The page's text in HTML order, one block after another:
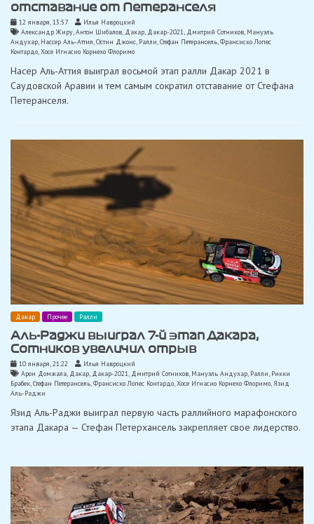
отставание от Петеранселя
12 января, 13:57
Илья Навроцкий
Александр Жиру Антон Шибалов Дакар Дакар-2021 Дмитрий Сотников Мануэль
Андухар Нассер Аль-Аттия Остин Джонс Ралли Стефан Петерансель Франсиско Лопес
Контардо Хосе Игнасио Корнехо Флоримо
Насер Аль-Аттия выиграл восьмой этап ралли Дакар 2021 в
Саудовской Аравии и тем самым сократил отставание от Стефана
Петеранселя.
Дакар Прочее Ралли
Аль-Раджи выиграл 7-й этап Дакара,
Сотников увеличил отрыв
10 января, 21:22
Илья Навроцкий
Арон Домжала, Дакар, Дакар-2021, Дмитрий Сотников, Мануэль Андухар, Ралли, Рикки
Брабек,Стефан Петерансель,Франсиско Лопес Контардо,Хосе Игнасио Корнехо Флоримо,Язид
Аль-Раджи
Язид Аль-Раджи выиграл первую часть раллийного марафонского
этапа Дакара — Стефан Петерхансель закрепляет свое лидерство.